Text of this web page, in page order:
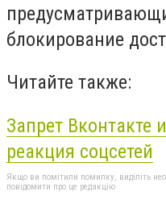
блокирование
Читайте также:
Запрет Вконтакте
реакция соцсетей
Якщо ви помітили помилку, виділіть
повідомити про це редакцію